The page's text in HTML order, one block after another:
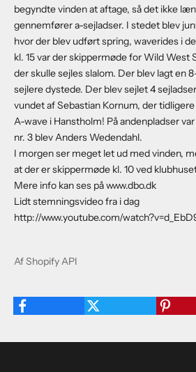
begyndte vinden at aftage, så det ikke
gennemfører a-sejladser. I stedet blev
hvor der blev udført spring, waverides i
kl. 15 var der skippermøde for Wild West
der skulle sejles slalom. Der blev lagt en
sejlere dystede. Der blev sejlet 4
vundet af Sebastian Kornum, der
A-wave i Hanstholm! På andenpladser
nr. 3 blev Anders Wedendahl.
I morgen ser meget let ud med vinden,
at der er skippermøde kl. 10 ved
Mere info kan ses på www.dbo.dk
Lidt stemningsvideo fra i dag
http://www.youtube.com/
Af Shopify API